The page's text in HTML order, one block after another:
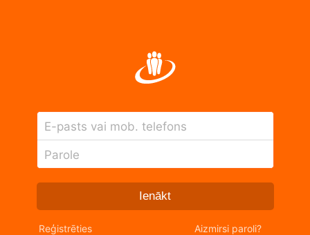
E-pasts vai mob. telefons
Parole
Ienākt
Reģistrēties Aizmirsi paroli?